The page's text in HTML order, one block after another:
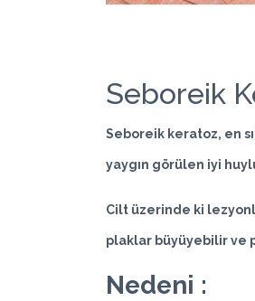
Seboreik
Seboreik keratoz, en
yaygın görülen iyi
Cilt üzerinde ki
plaklar büyüyebilir ve
Nedeni :